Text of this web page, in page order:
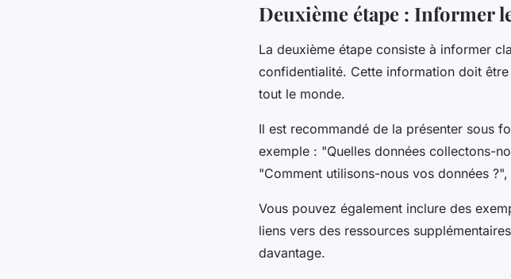
Deuxième étape : Informer
La deuxième étape consiste à informer
confidentialité. Cette information doit
tout le monde.
Il est recommandé de la présenter sous
exemple : "Quelles données collectons-
"Comment utilisons-nous vos données
Vous pouvez également inclure des
liens vers des ressources
davantage.